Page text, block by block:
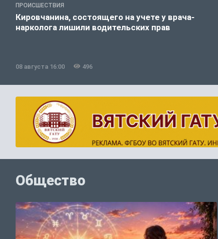
ПРОИСШЕСТВИЯ
Кировчанина, состоящего на учете у врача-
нарколога лишили водительских прав
08 августа 16:00 496
Общество